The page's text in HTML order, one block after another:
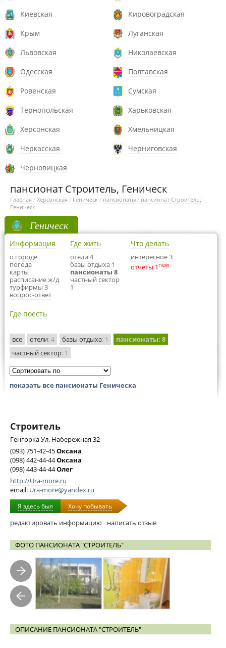
Киевская
Кировоградская
Крым
Луганская
Львовская
Николаевская
Одесская
Полтавская
Ровенская
Сумская
Тернопольская
Харьковская
Херсонская
Хмельницкая
Черкасская
Черниговская
Черновицкая
пансионат Строитель, Геническ
Главная / Херсонская / Геническ / пансионаты / пансионат Строитель,
Геническ
Геническ
Информация
о городе
погода
карты
расписание ж/д
турфирмы 3
вопрос-ответ
Где жить
отели 4
базы отдыха 1
пансионаты 8
частный сектор
1
Что делать
интересное 3
отчеты 1 new
Где поесть
все отели: 4 базы отдыха: 1 пансионаты: 8
частный сектор: 1
показать все пансионаты Геническа
Строитель
Генгорка Ул. Набережная 32
(093) 751-42-45Оксана
(098) 442-44-44Оксана
(098) 443-44-44Олег
http://Ura-more.ru
email: Ura-more@yandex.ru
Я здесь был Хочу побывать
редактировать информацию написать отзыв
ФОТО ПАНСИОНАТА "СТРОИТЕЛЬ"
ОПИСАНИЕ ПАНСИОНАТА "СТРОИТЕЛЬ"